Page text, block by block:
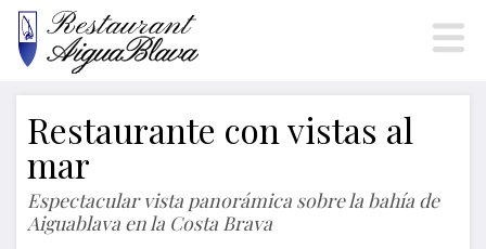
Restaurante con vistas al
mar
Espectacular vista panorámica sobre la bahía de
Aiguablava en la Costa Brava
Modificar cookies